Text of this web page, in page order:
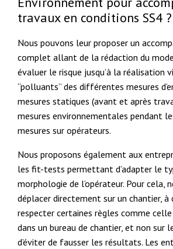
travaux en conditions SS4 ?
Nous pouvons leur proposer un
complet allant de la rédaction du
évaluer le risque jusqu’à la réalisation
“polluants” des différentes mesures
mesures statiques (avant et après
mesures environnementales pendant
mesures sur opérateurs.
Nous proposons également aux
les fit-tests permettant d’adapter le
morphologie de l’opérateur. Pour cela,
déplacer directement sur un chantier, à
respecter certaines règles comme
dans un bureau de chantier, et non sur
d’éviter de fausser les résultats. Les